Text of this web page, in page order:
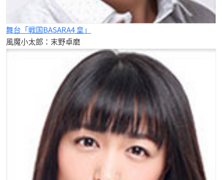
舞台「戦国BASARA4 皇」
風魔小太郎：末野卓磨